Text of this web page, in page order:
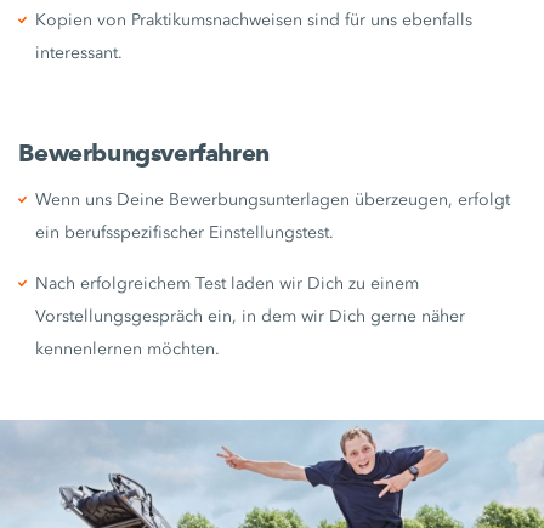
Kopien von Praktikumsnachweisen sind für uns ebenfalls
interessant.
Bewerbungsverfahren
Wenn uns Deine Bewerbungsunterlagen überzeugen, erfolgt
ein berufsspezifischer Einstellungstest.
Nach erfolgreichem Test laden wir Dich zu einem
Vorstellungsgespräch ein, in dem wir Dich gerne näher
kennenlernen möchten.